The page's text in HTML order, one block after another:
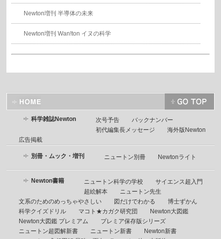
Newton増刊 半導体の未来
Newton増刊 Wan!ton イヌの科学
科学雑誌Newton 次号予告
バックナンバー
初代編集長メッセージ
海外版Newton
広告掲載
別冊・ムック・増刊 ニュートン別冊 Newtonライト
Newton書籍 ニュートン科学の学校
サイエンス超入門
超絵解本
ニュートン先生
文系のためのめっちゃやさしい
図だけでわかる
博士ずかん
科学クイズドリル
マコト★カガク研究団
Newton大図鑑
Newton大図鑑 プレミアム
プレミア保存版シリーズ
ニュートン超図解新書
ニュートン新書
Newton新書